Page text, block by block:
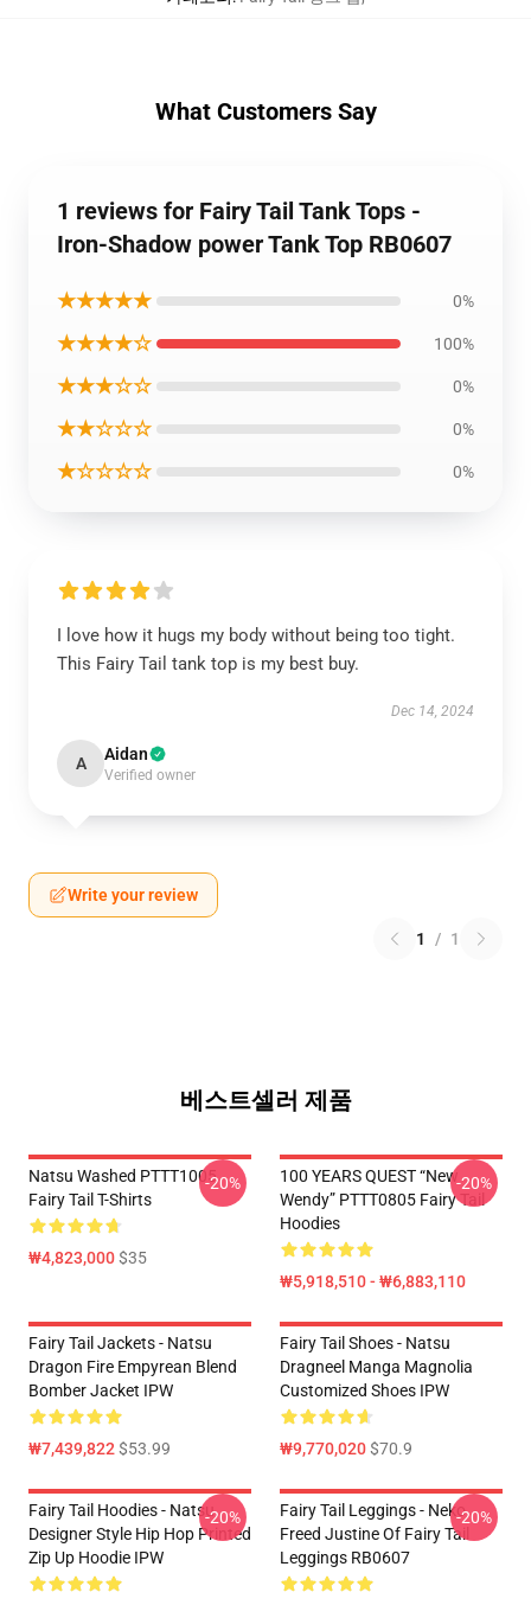
What Customers Say
1 reviews for Fairy Tail Tank Tops -
Iron-Shadow power Tank Top RB0607
★★★★★ 0%
★★★★☆ 100%
★★★☆☆ 0%
★★☆☆☆ 0%
★☆☆☆☆ 0%
I love how it hugs my body without being too tight.
This Fairy Tail tank top is my best buy.
Dec 14, 2024
A Aidan
Verified owner
Write your review
1 / 1
베스트셀러 제품
Natsu Washed PTTT1005
Fairy Tail T-Shirts
₩4,823,000$35
-20%
100 YEARS QUEST “New
Wendy” PTTT0805 Fairy Tail
Hoodies
₩5,918,510 - ₩6,883,110
-20%
Fairy Tail Jackets - Natsu
Dragon Fire Empyrean Blend
Bomber Jacket IPW
₩7,439,822$53.99
Fairy Tail Shoes - Natsu
Dragneel Manga Magnolia
Customized Shoes IPW
₩9,770,020$70.9
Fairy Tail Hoodies - Natsu
Designer Style Hip Hop Printed
Zip Up Hoodie IPW
-20%
Fairy Tail Leggings - Neko
Freed Justine Of Fairy Tail
Leggings RB0607
-20%